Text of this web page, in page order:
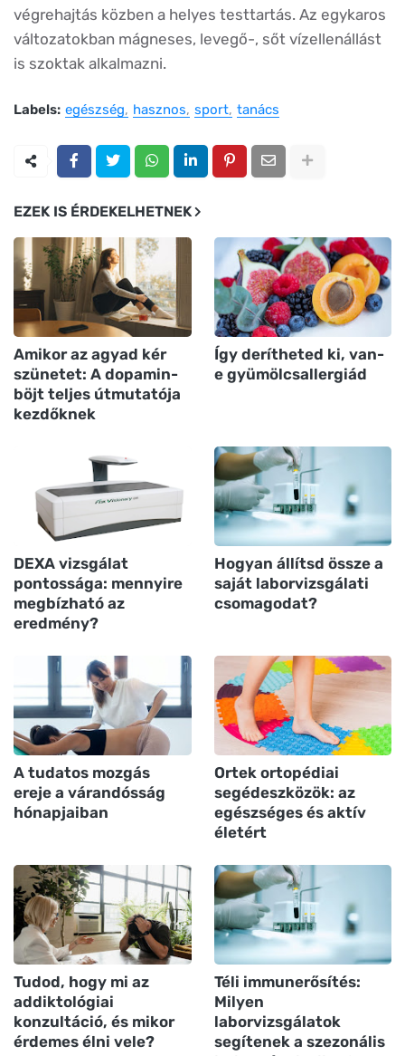
végrehajtás közben a helyes testtartás. Az egykaros
változatokban mágneses, levegő-, sőt vízellenállást
is szoktak alkalmazni.
Labels: egészség hasznos sport tanács
EZEK IS ÉRDEKELHETNEK
Amikor az agyad kér
szünetet: A dopamin-
böjt teljes útmutatója
kezdőknek
Így derítheted ki, van-
e gyümölcsallergiád
DEXA vizsgálat
pontossága: mennyire
megbízható az
eredmény?
Hogyan állítsd össze a
saját laborvizsgálati
csomagodat?
A tudatos mozgás
ereje a várandósság
hónapjaiban
Ortek ortopédiai
segédeszközök: az
egészséges és aktív
életért
Tudod, hogy mi az
addiktológiai
konzultáció, és mikor
érdemes élni vele?
Téli immunerősítés:
Milyen
laborvizsgálatok
segítenek a szezonális